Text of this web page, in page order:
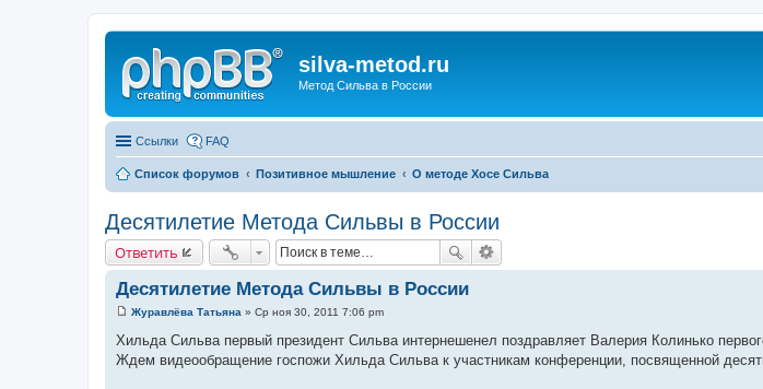
silva-metod.ru
Метод Сильва в России
Ссылки FAQ
Список форумов Позитивное мышление О методе Хосе Сильва
Десятилетие Метода Сильвы в России
Ответить
Десятилетие Метода Сильвы в России
о
б
Журавлёва Татьяна » Ср ноя 30, 2011 7:06 pm
Хильда Сильва первый президент Сильва интернешенел поздравляет Валерия Колинько
Ждем видеообращение госпожи Хильда Сильва к участникам конференции, посвященной